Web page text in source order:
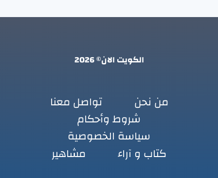
الكويت الان© 2026
من نحن
تواصل معنا
شروط وأحكام
سياسة الخصوصية
كتاب و آراء
مشاهير